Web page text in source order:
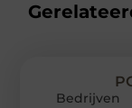
Bedrijven